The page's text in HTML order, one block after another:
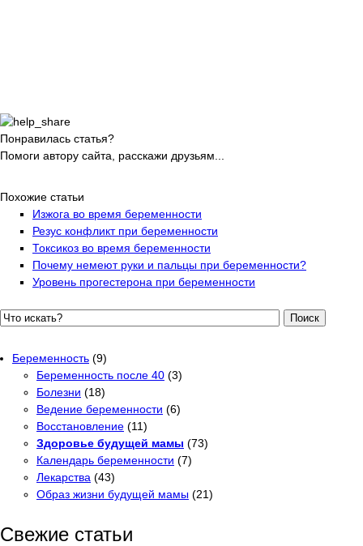
Понравилась статья?
Помоги автору сайта, расскажи друзьям...
Похожие статьи
Изжога во время беременности
Резус конфликт при беременности
Токсикоз во время беременности
Почему немеют руки и пальцы при беременности?
Уровень прогестерона при беременности
Поиск
Беременность (9)
Беременность после 40 (3)
Болезни (18)
Ведение беременности (6)
Восстановление (11)
Здоровье будущей мамы (73)
Календарь беременности (7)
Лекарства (43)
Образ жизни будущей мамы (21)
Свежие статьи